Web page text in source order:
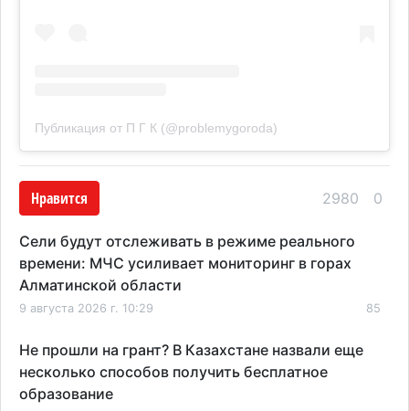
Публикация от П Г К (@problemygoroda)
Нравится 2980 0
Сели будут отслеживать в режиме реального
времени: МЧС усиливает мониторинг в горах
Алматинской области
9 августа 2026 г. 10:29 85
Не прошли на грант? В Казахстане назвали еще
несколько способов получить бесплатное
образование